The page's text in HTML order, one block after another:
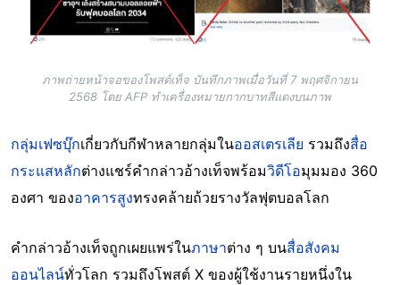
ภาพถ่ายหน้าจอของโพสต์เท็จ บันทึกภาพเมื่อวันที่ 7 พฤศจิกายน
2568 โดย AFP ทำเครื่องหมายกากบาทสีแดงบนภาพ
กลุ่มเฟซบุ๊กเกี่ยวกับกีฬาหลายกลุ่มในออสเตรเลีย รวมถึงสื่อ
กระแสหลักต่างแชร์คำกล่าวอ้างเท็จพร้อมวิดีโอมุมมอง 360
องศา ของอาคารสูงทรงคล้ายถ้วยรางวัลฟุตบอลโลก
คำกล่าวอ้างเท็จถูกเผยแพร่ในภาษาต่าง ๆ บนสื่อสังคม
ออนไลน์ทั่วโลก รวมถึงโพสต์ X ของผู้ใช้งานรายหนึ่งใน